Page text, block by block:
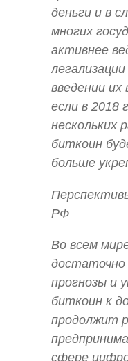
деньги и в
многих
активнее
введении их
если в 2018
нескольких
биткоин
больше
РФ
Во всем
прогнозы и
биткоин к
продолжит
сфере